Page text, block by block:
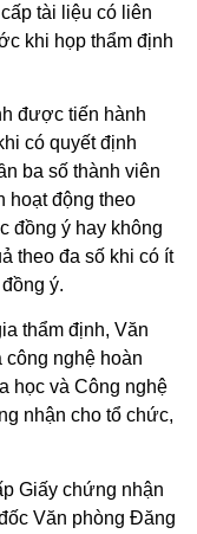
tài liệu có liên
khi họp thẩm định
được tiến hành
có quyết định
ba số thành viên
hoạt động theo
đồng ý hay không
theo đa số khi có ít
ý.
thẩm định, Văn
công nghệ hoàn
học và Công nghệ
nhận cho tổ chức,
Giấy chứng nhận
Văn phòng Đăng